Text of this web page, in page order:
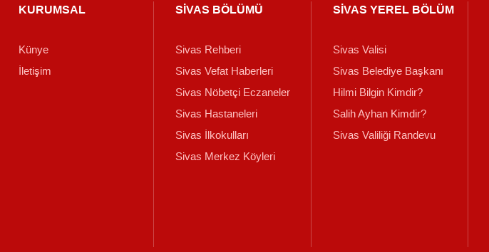
KURUMSAL
Künye
İletişim
SİVAS BÖLÜMÜ
Sivas Rehberi
Sivas Vefat Haberleri
Sivas Nöbetçi Eczaneler
Sivas Hastaneleri
Sivas İlkokulları
Sivas Merkez Köyleri
SİVAS YEREL BÖLÜM
Sivas Valisi
Sivas Belediye Başkanı
Hilmi Bilgin Kimdir?
Salih Ayhan Kimdir?
Sivas Valiliği Randevu